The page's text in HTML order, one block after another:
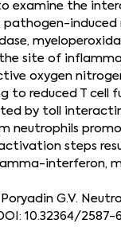
examine the
pathogen-
site of
oxygen
to reduced T
by toll
neutrophils
steps
interferon,
Poryadin G.V.
10.32364/